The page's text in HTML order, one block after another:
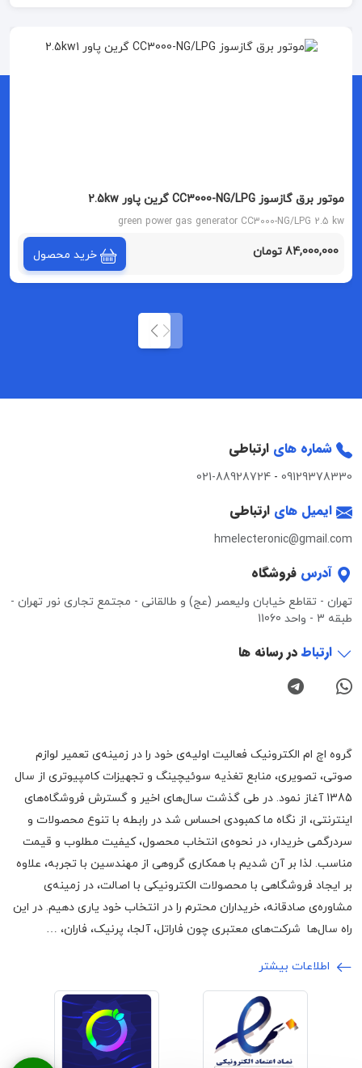
موتور برق گازسوز CC3000-NG/LPG گرین پاور 2.5kw
green power gas generator CC3000-NG/LPG 2.5 kw
84,000,000 تومان خرید محصول
شماره های ارتباطی
09129378330
-
021-88928724
ایمیل های ارتباطی
hmelecteronic@gmail.com
آدرس فروشگاه
تهران - تقاطع خیابان ولیعصر (عج) و طالقانی - مجتمع تجاری نور تهران -
طبقه 3 - واحد 11060
ارتباطدر رسانه ها
گروه اچ ام الکترونیک فعالیت اولیه‌ی خود را در زمینه‌‌ی تعمیر لوازم
صوتی، تصویری، منابع تغذیه سوئیچینگ و تجهیزات کامپیوتری از سال
1385 آغاز نمود. در طی گذشت سال‌های اخیر و گسترش فروشگاه‌های
اینترنتی، از نگاه ما کمبودی احساس شد در رابطه با تنوع محصولات و
سردرگمی خریدار، در نحوه‌ی انتخاب محصول، کیفیت مطلوب و قیمت
مناسب. لذا بر آن شدیم با همکاری گروهی از مهندسین با تجربه، علاوه
بر ایجاد فروشگاهی با محصولات الکترونیکی با اصالت، در زمینه‌ی
مشاوره‌ی صادقانه، خریداران محترم را در انتخاب خود یاری دهیم. در این
راه سال‌ها شرکت‌های معتبری چون فاراتل، آلجا، پرنیک، فاران، …
اطلاعات بیشتر